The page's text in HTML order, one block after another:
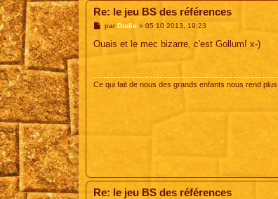
Re: le jeu BS des références
M
s
parDodie » 05 10 2013, 19:23
Ouais et le mec bizarre, c'est Gollum! x-)
Ce qui fait de nous des grands enfants nous rend plus
Re: le jeu BS des références